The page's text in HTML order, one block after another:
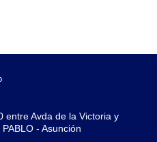
entre Avda de la Victoria y
- Asunción